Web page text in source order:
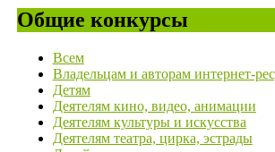
Общие конкурсы
Всем
Владельцам и авторам интернет-
Детям
Деятелям кино, видео, анимации
Деятелям культуры и искусства
Деятелям театра, цирка, эстрады